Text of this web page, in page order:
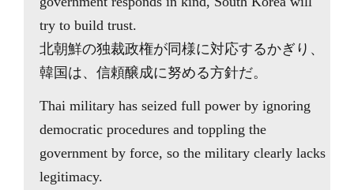
try to build trust.
北朝鮮の独裁政権が同様に対応するかぎり、
韓国は、信頼醸成に努める方針だ。
Thai military has seized full power by ignoring
democratic procedures and toppling the
government by force, so the military clearly lacks
legitimacy.